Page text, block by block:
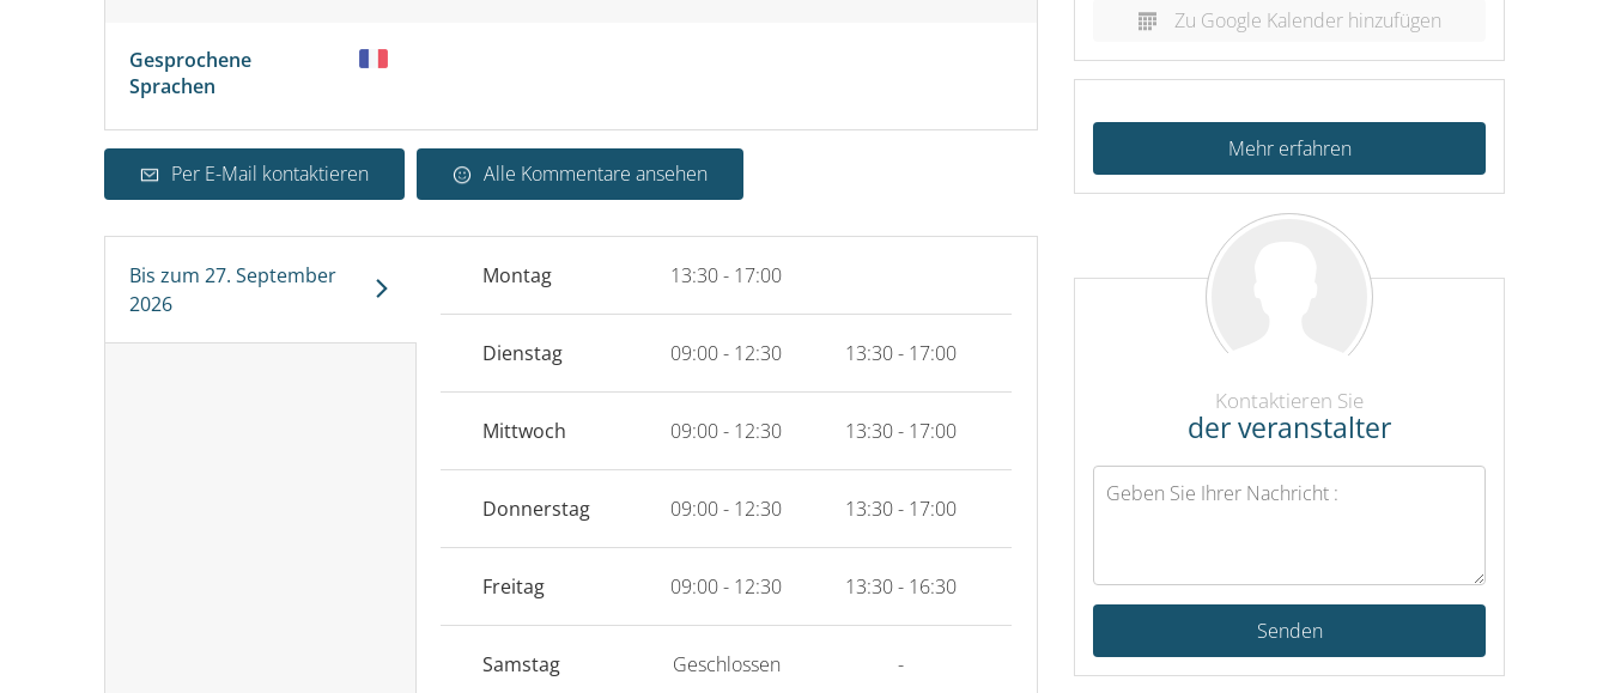
Gesprochene
Sprachen
Per E-Mail kontaktieren Alle Kommentare ansehen
Bis zum 27. September
2026
Montag 13:30 - 17:00
Dienstag 09:00 - 12:30 13:30 - 17:00
Mittwoch 09:00 - 12:30 13:30 - 17:00
Donnerstag 09:00 - 12:30 13:30 - 17:00
Freitag 09:00 - 12:30 13:30 - 16:30
Samstag Geschlossen -
Zu Google Kalender hinzufügen
Mehr erfahren
Kontaktieren Sie
der veranstalter
Senden